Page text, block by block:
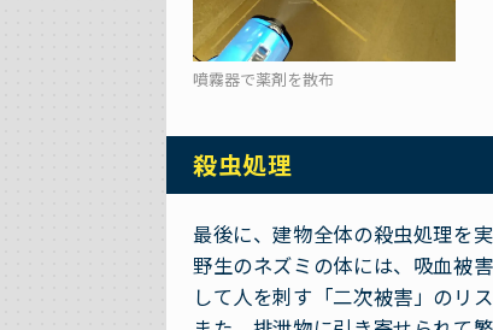
噴霧器で薬剤を散布
殺虫処理
最後に、建物全体の殺虫処理を実
野生のネズミの体には、吸血被
して人を刺す「二次被害」のリ